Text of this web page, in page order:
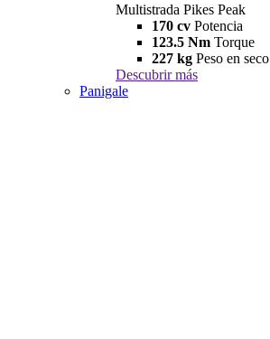
Multistrada Pikes Peak
170 cv Potencia
123.5 Nm Torque
227 kg Peso en seco
Descubrir más
Panigale